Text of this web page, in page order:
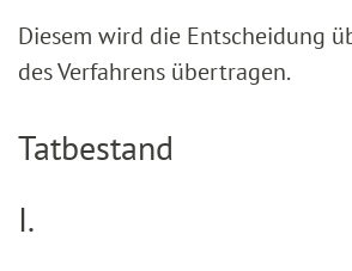
Diesem wird die Entscheidung
des Verfahrens übertragen.
Tatbestand
I.